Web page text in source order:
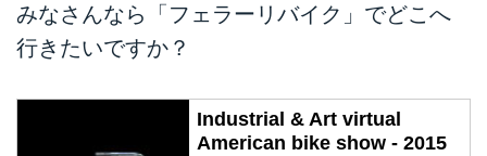
みなさんなら「フェラーリバイク」でどこへ
行きたいですか？
Industrial & Art virtual
American bike show - 2015